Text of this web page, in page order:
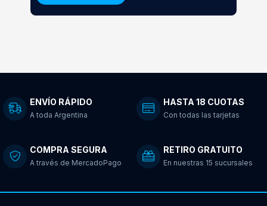
ENVÍO RÁPIDO
A toda Argentina
HASTA 18 CUOTAS
Con todas las tarjetas
COMPRA SEGURA
A través de MercadoPago
RETIRO GRATUITO
En nuestras 15 sucursales